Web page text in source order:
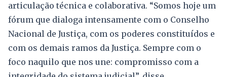
articulação técnica e colaborativa. “Somos hoje um
fórum que dialoga intensamente com o Conselho
Nacional de Justiça, com os poderes constituídos e
com os demais ramos da Justiça. Sempre com o
foco naquilo que nos une: compromisso com a